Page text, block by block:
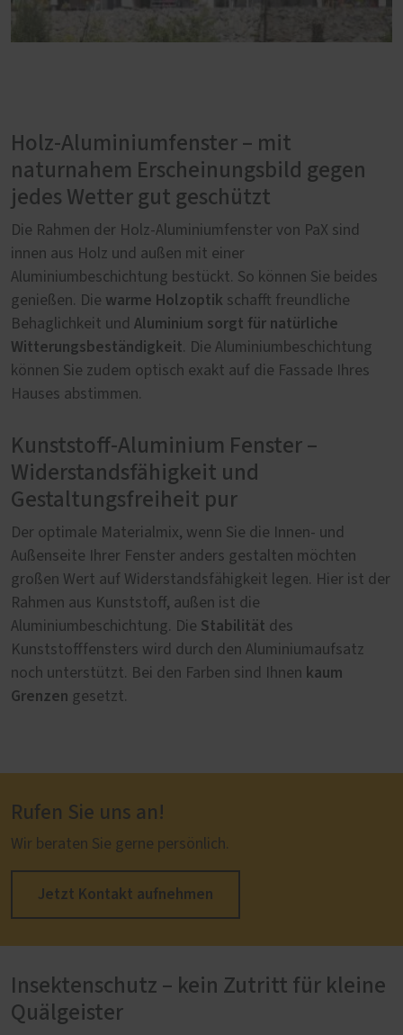
Holz-Aluminiumfenster – mit
naturnahem Erscheinungsbild gegen
jedes Wetter gut geschützt
Die Rahmen der Holz-Aluminiumfenster von PaX sind
innen aus Holz und außen mit einer
Aluminiumbeschichtung bestückt. So können Sie beides
genießen. Die warme Holzoptik schafft freundliche
Behaglichkeit und Aluminium sorgt für natürliche
Witterungsbeständigkeit. Die Aluminiumbeschichtung
können Sie zudem optisch exakt auf die Fassade Ihres
Hauses abstimmen.
Kunststoff-Aluminium Fenster –
Widerstandsfähigkeit und
Gestaltungsfreiheit pur
Der optimale Materialmix, wenn Sie die Innen- und
Außenseite Ihrer Fenster anders gestalten möchten
großen Wert auf Widerstandsfähigkeit legen. Hier ist der
Rahmen aus Kunststoff, außen ist die
Aluminiumbeschichtung. Die Stabilität des
Kunststofffensters wird durch den Aluminiumaufsatz
noch unterstützt. Bei den Farben sind Ihnen kaum
Grenzen gesetzt.
Rufen Sie uns an!
Wir beraten Sie gerne persönlich.
Jetzt Kontakt aufnehmen
Insektenschutz – kein Zutritt für kleine
Quälgeister